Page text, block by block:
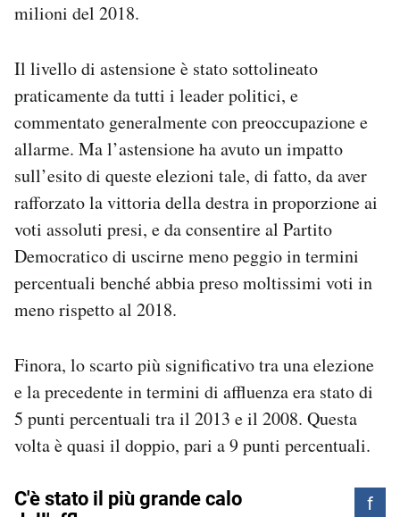
milioni del 2018.
Il livello di astensione è stato sottolineato
praticamente da tutti i leader politici, e
commentato generalmente con preoccupazione e
allarme. Ma l’astensione ha avuto un impatto
sull’esito di queste elezioni tale, di fatto, da aver
rafforzato la vittoria della destra in proporzione ai
voti assoluti presi, e da consentire al Partito
Democratico di uscirne meno peggio in termini
percentuali benché abbia preso moltissimi voti in
meno rispetto al 2018.
Finora, lo scarto più significativo tra una elezione
e la precedente in termini di affluenza era stato di
5 punti percentuali tra il 2013 e il 2008. Questa
volta è quasi il doppio, pari a 9 punti percentuali.